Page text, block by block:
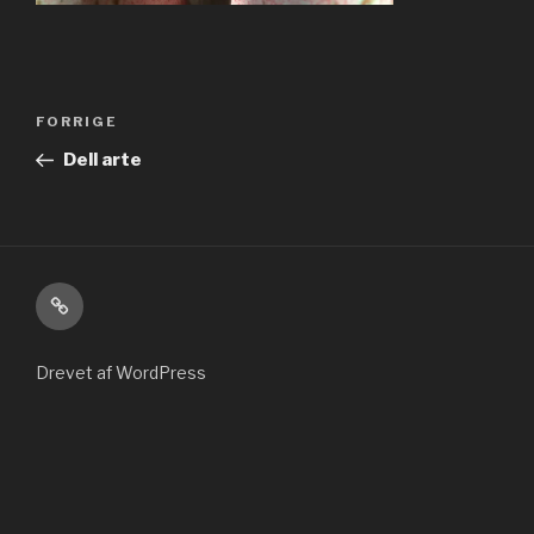
Forrige
indlæg
FORRIGE
Dell arte
Kontakt
Drevet af WordPress